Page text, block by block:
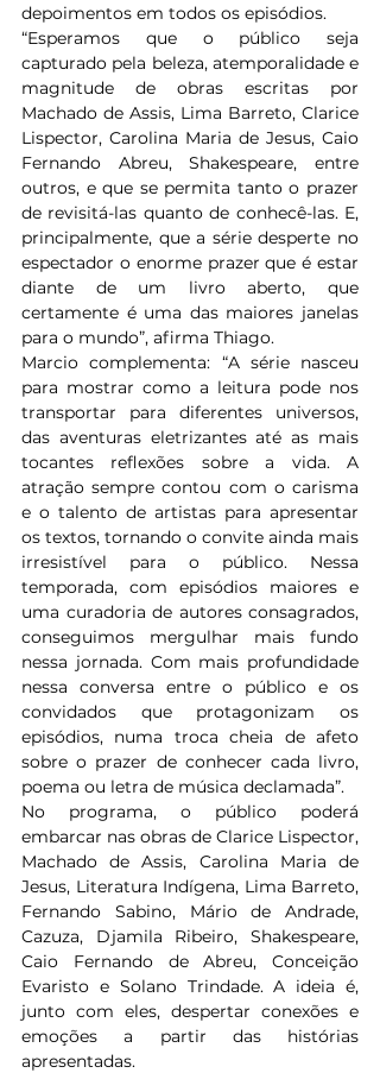
depoimentos em todos os episódios.
“Esperamos que o público seja
capturado pela beleza, atemporalidade e
magnitude de obras escritas por
Machado de Assis, Lima Barreto, Clarice
Lispector, Carolina Maria de Jesus, Caio
Fernando Abreu, Shakespeare, entre
outros, e que se permita tanto o prazer
de revisitá-las quanto de conhecê-las. E,
principalmente, que a série desperte no
espectador o enorme prazer que é estar
diante de um livro aberto, que
certamente é uma das maiores janelas
para o mundo”, afirma Thiago.
Marcio complementa: “A série nasceu
para mostrar como a leitura pode nos
transportar para diferentes universos,
das aventuras eletrizantes até as mais
tocantes reflexões sobre a vida. A
atração sempre contou com o carisma
e o talento de artistas para apresentar
os textos, tornando o convite ainda mais
irresistível para o público. Nessa
temporada, com episódios maiores e
uma curadoria de autores consagrados,
conseguimos mergulhar mais fundo
nessa jornada. Com mais profundidade
nessa conversa entre o público e os
convidados que protagonizam os
episódios, numa troca cheia de afeto
sobre o prazer de conhecer cada livro,
poema ou letra de música declamada”.
No programa, o público poderá
embarcar nas obras de Clarice Lispector,
Machado de Assis, Carolina Maria de
Jesus, Literatura Indígena, Lima Barreto,
Fernando Sabino, Mário de Andrade,
Cazuza, Djamila Ribeiro, Shakespeare,
Caio Fernando de Abreu, Conceição
Evaristo e Solano Trindade. A ideia é,
junto com eles, despertar conexões e
emoções a partir das histórias
apresentadas.